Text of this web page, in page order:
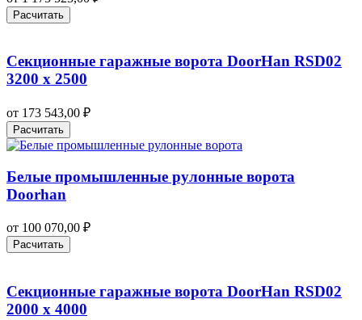
Расчитать
Секционные гаражные ворота DoorHan RSD02
3200 х 2500
от 173 543,00 ₽
Расчитать
Белые промышленные рулонные ворота
Doorhan
от 100 070,00 ₽
Расчитать
Секционные гаражные ворота DoorHan RSD02
2000 х 4000